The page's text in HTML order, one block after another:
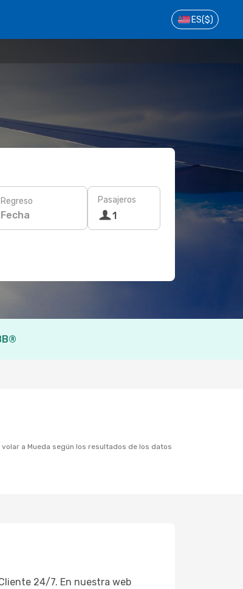
ES($)
Regreso
Fecha
Pasajeros
1
24/7. En nuestra web